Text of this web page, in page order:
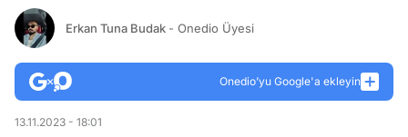
Erkan Tuna Budak - Onedio Üyesi
Onedio’yu Google'a ekleyin
13.11.2023 - 18:01